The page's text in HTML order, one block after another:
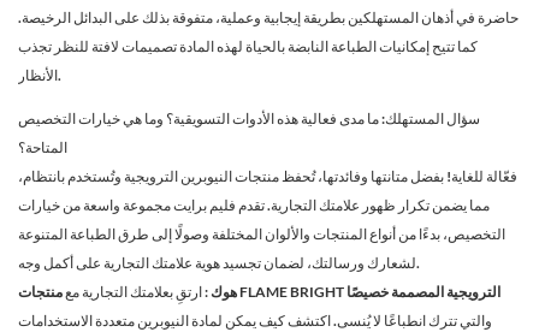
حاضرة في أذهان المستهلكين بطريقة إيجابية وعملية، متفوقة بذلك على البدائل الرخيصة.
كما تتيح إمكانيات الطباعة النابضة بالحياة لهذه المادة تصميمات لافتة للنظر تجذب
الأنظار.
سؤال المستهلك: ما مدى فعالية هذه الأدوات التسويقية؟ وما هي خيارات التخصيص
المتاحة؟
فعّالة للغاية! بفضل متانتها وفائدتها، تُحفظ منتجات النيوبرين الترويجية وتُستخدم بانتظام،
مما يضمن تكرار ظهور علامتك التجارية. تقدم فليم برايت مجموعة واسعة من خيارات
التخصيص، بدءًا من أنواع المنتجات والألوان المختلفة وصولًا إلى طرق الطباعة المتنوعة
لشعارك ورسالتك، لضمان تجسيد هوية علامتك التجارية على أكمل وجه.
هوك : ارتقِ بعلامتك التجارية مع
منتجات FLAME BRIGHT الترويجية المصممة خصيصًا
والتي تترك انطباعًا لا يُنسى. اكتشف كيف يمكن لمادة النيوبرين متعددة الاستخدامات